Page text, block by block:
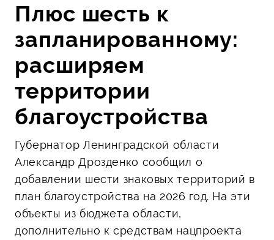
Плюс шесть к
запланированному:
расширяем
территории
благоустройства
Губернатор Ленинградской области
Александр Дрозденко сообщил о
добавлении шести знаковых территорий в
план благоустройства на 2026 год. На эти
объекты из бюджета области,
дополнительно к средствам нацпроекта